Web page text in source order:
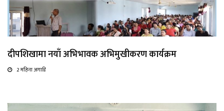
दीपशिखामा नयाँ अभिभावक अभिमुखीकरण कार्यक्रम
2 महिना अगाडि